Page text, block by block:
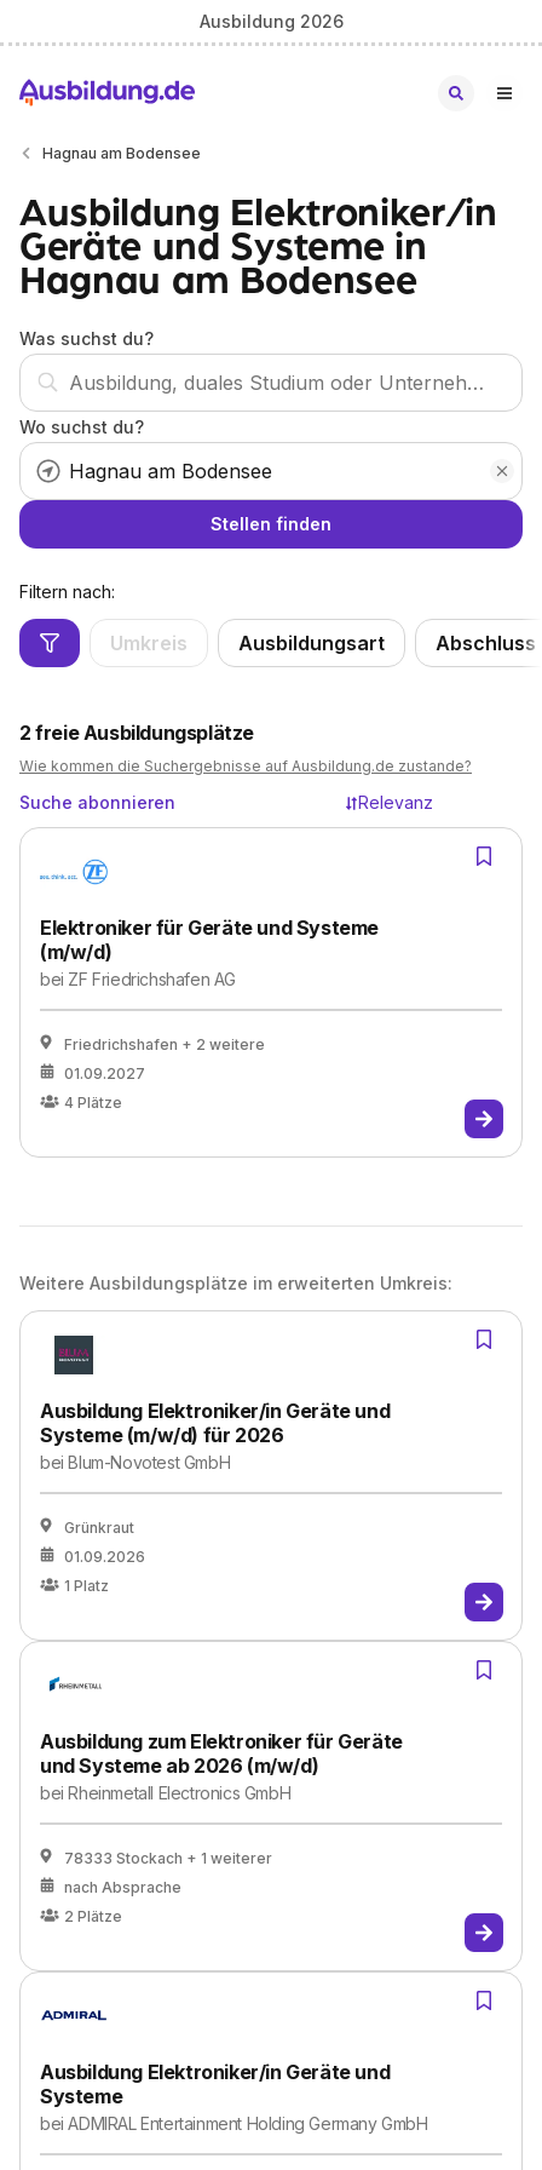
Ausbildung 2026
Hagnau am Bodensee
Ausbildung Elektroniker/in
Geräte und Systeme in
Hagnau am Bodensee
Was suchst du?
Wo suchst du?
Stellen finden
Filtern nach:
Umkreis Ausbildungsart Abschluss
2 freie Ausbildungsplätze
Wie kommen die Suchergebnisse auf Ausbildung.de zustande?
Suche abonnieren Relevanz
Elektroniker für Geräte und Systeme
(m/w/d)
bei ZF Friedrichshafen AG
Friedrichshafen + 2 weitere
01.09.2027
4 Plätze
Weitere Ausbildungsplätze im erweiterten Umkreis:
Ausbildung Elektroniker/in Geräte und
Systeme (m/w/d) für 2026
beiBlum-Novotest GmbH
Grünkraut
01.09.2026
1 Platz
Ausbildung zum Elektroniker für Geräte
und Systeme ab 2026 (m/w/d)
beiRheinmetall Electronics GmbH
78333 Stockach + 1 weiterer
nach Absprache
2 Plätze
Ausbildung Elektroniker/in Geräte und
Systeme
beiADMIRAL Entertainment Holding Germany GmbH